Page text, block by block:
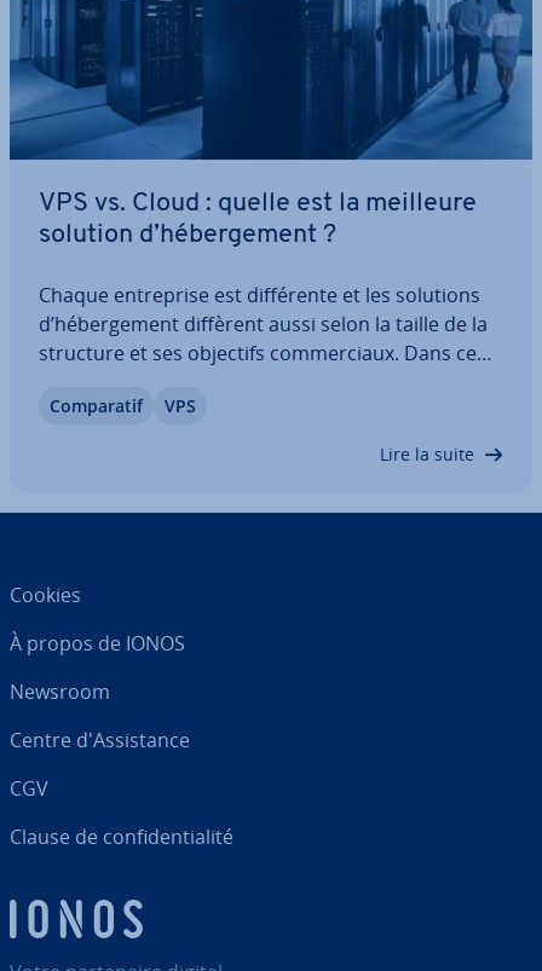
VPS vs. Cloud : quelle est la meilleure
solution d’hé­ber­ge­ment ?
Chaque en­tre­prise est dif­fé­rente et les solutions
d’hé­ber­ge­ment diffèrent aussi selon la taille de la
structure et ses objectifs com­mer­ciaux. Dans ce
(Virtual Private Server) et hé­ber­ge­ment Cloud.
Com­pa­ra­tif VPS
Lire la suite
Cookies
À propos de IONOS
Newsroom
Centre d'As­sis­tance
CGV
Clause de con­fi­den­tia­lité